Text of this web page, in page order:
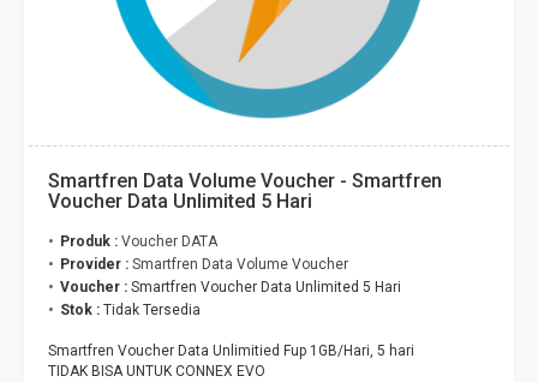
Smartfren Data Volume Voucher - Smartfren
Voucher Data Unlimited 5 Hari
Produk : Voucher DATA
Provider : Smartfren Data Volume Voucher
Voucher : Smartfren Voucher Data Unlimited 5 Hari
Stok : Tidak Tersedia
Smartfren Voucher Data Unlimitied Fup 1GB/Hari, 5 hari
TIDAK BISA UNTUK CONNEX EVO